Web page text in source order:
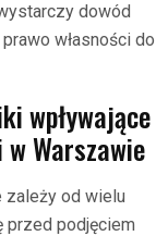
dowód
własności do
wpływające
Warszawie
zależy od wielu
przed podjęciem